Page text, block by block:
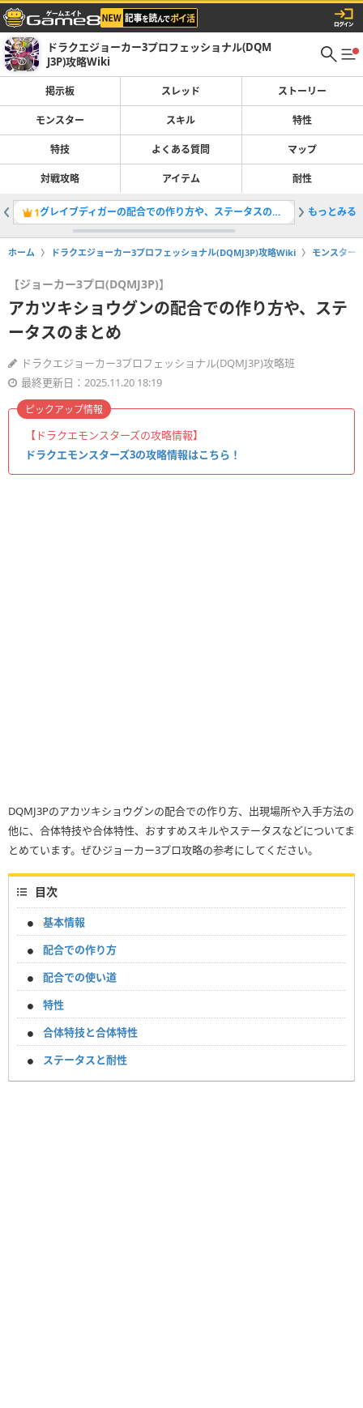
ドラクエジョーカー3プロフェッショナル(DQM
J3P)攻略Wiki
掲示板 スレッド ストーリー
モンスター スキル 特性
特技 よくある質問 マップ
対戦攻略 アイテム 耐性
1 グレイブディガーの配合での作り方や、ステータスのまとめ 2光あふ
もっとみる
ホーム ドラクエジョーカー3プロフェッショナル(DQMJ3P)攻略Wiki モンスター
【ジョーカー3プロ(DQMJ3P)】
アカツキショウグンの配合での作り方や、ステ
ータスのまとめ
ドラクエジョーカー3プロフェッショナル(DQMJ3P)攻略班
最終更新日：2025.11.20 18:19
【ドラクエモンスターズの攻略情報】
ドラクエモンスターズ3の攻略情報はこちら！
ピックアップ情報
DQMJ3Pのアカツキショウグンの配合での作り方、出現場所や入手方法の
他に、合体特技や合体特性、おすすめスキルやステータスなどについてま
とめています。ぜひジョーカー3プロ攻略の参考にしてください。
目次
基本情報
配合での作り方
配合での使い道
特性
合体特技と合体特性
ステータスと耐性